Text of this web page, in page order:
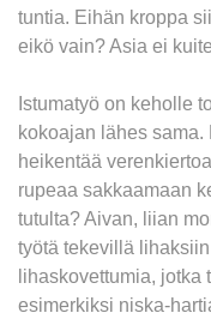
tuntia. Eihän kroppa
eikö vain? Asia ei
Istumatyö on keholle
kokoajan lähes
heikentää
rupeaa sakkaamaan
tutulta? Aivan, liian
työtä tekevillä
lihaskovettumia,
esimerkiksi niska-